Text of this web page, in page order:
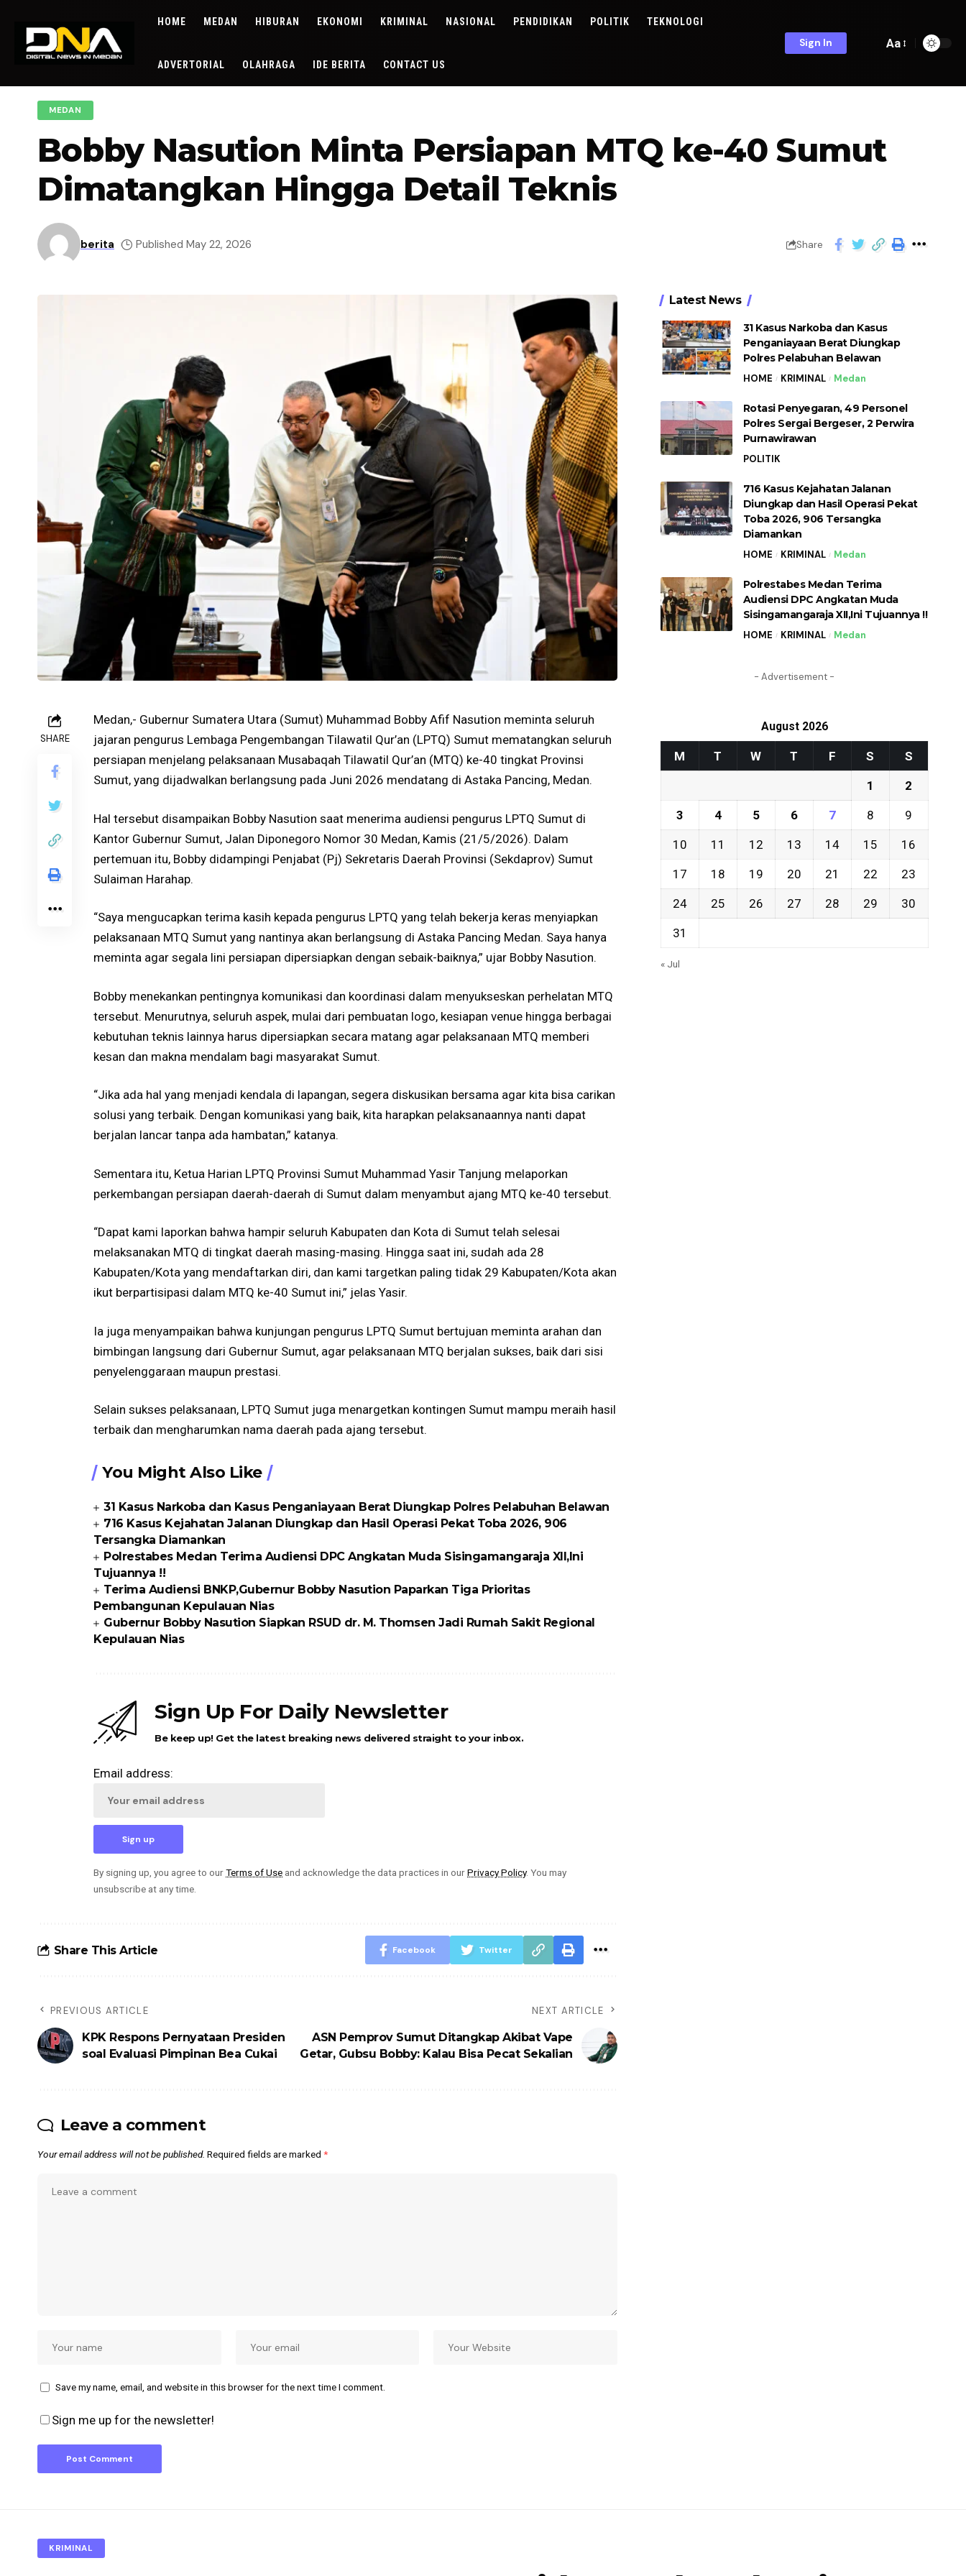
HOME MEDAN HIBURAN EKONOMI KRIMINAL NASIONAL PENDIDIKAN POLITIK TEKNOLOGI
ADVERTORIAL OLAHRAGA IDE BERITA CONTACT US
Sign In Aa
MEDAN
Bobby Nasution Minta Persiapan MTQ ke-40 Sumut
Dimatangkan Hingga Detail Teknis
berita Published May 22, 2026 Share
SHARE
Medan,- Gubernur Sumatera Utara (Sumut) Muhammad Bobby Afif Nasution meminta seluruh
jajaran pengurus Lembaga Pengembangan Tilawatil Qur’an (LPTQ) Sumut mematangkan seluruh
persiapan menjelang pelaksanaan Musabaqah Tilawatil Qur’an (MTQ) ke-40 tingkat Provinsi
Sumut, yang dijadwalkan berlangsung pada Juni 2026 mendatang di Astaka Pancing, Medan.
Hal tersebut disampaikan Bobby Nasution saat menerima audiensi pengurus LPTQ Sumut di
Kantor Gubernur Sumut, Jalan Diponegoro Nomor 30 Medan, Kamis (21/5/2026). Dalam
pertemuan itu, Bobby didampingi Penjabat (Pj) Sekretaris Daerah Provinsi (Sekdaprov) Sumut
Sulaiman Harahap.
“Saya mengucapkan terima kasih kepada pengurus LPTQ yang telah bekerja keras menyiapkan
pelaksanaan MTQ Sumut yang nantinya akan berlangsung di Astaka Pancing Medan. Saya hanya
meminta agar segala lini persiapan dipersiapkan dengan sebaik-baiknya,” ujar Bobby Nasution.
Bobby menekankan pentingnya komunikasi dan koordinasi dalam menyukseskan perhelatan MTQ
tersebut. Menurutnya, seluruh aspek, mulai dari pembuatan logo, kesiapan venue hingga berbagai
kebutuhan teknis lainnya harus dipersiapkan secara matang agar pelaksanaan MTQ memberi
kesan dan makna mendalam bagi masyarakat Sumut.
“Jika ada hal yang menjadi kendala di lapangan, segera diskusikan bersama agar kita bisa carikan
solusi yang terbaik. Dengan komunikasi yang baik, kita harapkan pelaksanaannya nanti dapat
berjalan lancar tanpa ada hambatan,” katanya.
Sementara itu, Ketua Harian LPTQ Provinsi Sumut Muhammad Yasir Tanjung melaporkan
perkembangan persiapan daerah-daerah di Sumut dalam menyambut ajang MTQ ke-40 tersebut.
“Dapat kami laporkan bahwa hampir seluruh Kabupaten dan Kota di Sumut telah selesai
melaksanakan MTQ di tingkat daerah masing-masing. Hingga saat ini, sudah ada 28
Kabupaten/Kota yang mendaftarkan diri, dan kami targetkan paling tidak 29 Kabupaten/Kota akan
ikut berpartisipasi dalam MTQ ke-40 Sumut ini,” jelas Yasir.
Ia juga menyampaikan bahwa kunjungan pengurus LPTQ Sumut bertujuan meminta arahan dan
bimbingan langsung dari Gubernur Sumut, agar pelaksanaan MTQ berjalan sukses, baik dari sisi
penyelenggaraan maupun prestasi.
Selain sukses pelaksanaan, LPTQ Sumut juga menargetkan kontingen Sumut mampu meraih hasil
terbaik dan mengharumkan nama daerah pada ajang tersebut.
You Might Also Like
31 Kasus Narkoba dan Kasus Penganiayaan Berat Diungkap Polres Pelabuhan Belawan
716 Kasus Kejahatan Jalanan Diungkap dan Hasil Operasi Pekat Toba 2026, 906
Tersangka Diamankan
Polrestabes Medan Terima Audiensi DPC Angkatan Muda Sisingamangaraja XII,Ini
Tujuannya !!
Terima Audiensi BNKP,Gubernur Bobby Nasution Paparkan Tiga Prioritas
Pembangunan Kepulauan Nias
Gubernur Bobby Nasution Siapkan RSUD dr. M. Thomsen Jadi Rumah Sakit Regional
Kepulauan Nias
Sign Up For Daily Newsletter
Be keep up! Get the latest breaking news delivered straight to your inbox.
Email address:
By signing up, you agree to ourTerms of Use and acknowledge the data practices in ourPrivacy Policy. You may
unsubscribe at any time.
Share This Article Facebook Twitter
PREVIOUS ARTICLE
KPK Respons Pernyataan Presiden
soal Evaluasi Pimpinan Bea Cukai
NEXT ARTICLE
ASN Pemprov Sumut Ditangkap Akibat Vape
Getar, Gubsu Bobby: Kalau Bisa Pecat Sekalian
Leave a comment
Your email address will not be published. Required fields are marked *
Save my name, email, and website in this browser for the next time I comment.
Sign me up for the newsletter!
Latest News
31 Kasus Narkoba dan Kasus
Penganiayaan Berat Diungkap
Polres Pelabuhan Belawan
HOME KRIMINAL Medan
Rotasi Penyegaran, 49 Personel
Polres Sergai Bergeser, 2 Perwira
Purnawirawan
POLITIK
716 Kasus Kejahatan Jalanan
Diungkap dan Hasil Operasi Pekat
Toba 2026, 906 Tersangka
Diamankan
HOME KRIMINAL Medan
Polrestabes Medan Terima
Audiensi DPC Angkatan Muda
Sisingamangaraja XII,Ini Tujuannya !!
HOME KRIMINAL Medan
- Advertisement -
August 2026
M T W T F S S
1 2
3 4 5 6 7 8 9
10 11 12 13 14 15 16
17 18 19 20 21 22 23
24 25 26 27 28 29 30
31
« Jul
KRIMINAL